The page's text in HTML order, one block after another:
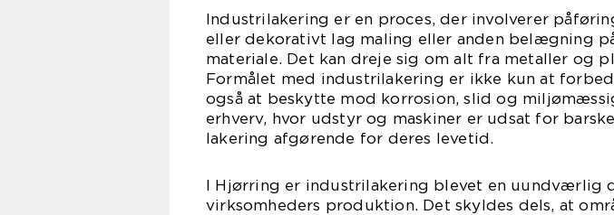
Industrilakering er en proces, der involverer
eller dekorativt lag maling eller anden belægning
materiale. Det kan dreje sig om alt fra metaller og
Formålet med industrilakering er ikke kun at
også at beskytte mod korrosion, slid og
erhverv, hvor udstyr og maskiner er udsat for
lakering afgørende for deres levetid.
I Hjørring er industrilakering blevet en uundværlig
virksomheders produktion. Det skyldes dels, at